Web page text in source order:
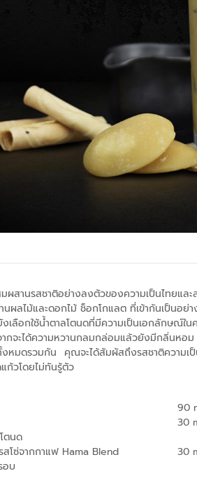
ผสานรสชาติอย่างลงตัวของความเป็นไทยแ
นผลไม้และดอกไม้ ช็อกโกแลต ที่เข้ากันเป็นอย่
งเลือกใช้น้ำตาลโตนดที่มีความเป็นเอกลักษ
กจะได้ความหวานกลมกล่อมแล้วยังมีกลิ่นหอ
งหมดรวมกัน คุณจะได้สัมผัสถึงรสชาติความ
ก้วโดยไม่ทันรู้ตัว
30
ตนด
สโซ่จากกาแฟ Hama Blend
30
อบ